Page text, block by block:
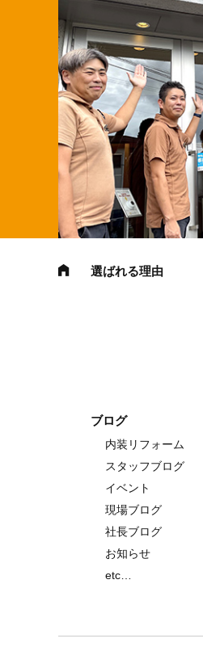
選ばれる理由
ブログ
内装リフォーム
スタッフブログ
イベント
現場ブログ
社長ブログ
お知らせ
etc…